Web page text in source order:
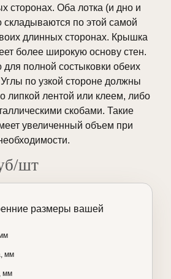
сторонах. Оба лотка (и дно и
складываются по этой самой
длинных сторонах. Крышка
более широкую основу стен.
полной состыковки обеих
Углы по узкой стороне должны
липкой лентой или клеем, либо
скобами. Такие
увеличенный объем при
шт
размеры вашей
мм
мм